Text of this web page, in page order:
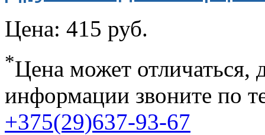
Цена: 415 руб.
*Цена может отличаться,
информации звоните по
+375(29)637-93-67